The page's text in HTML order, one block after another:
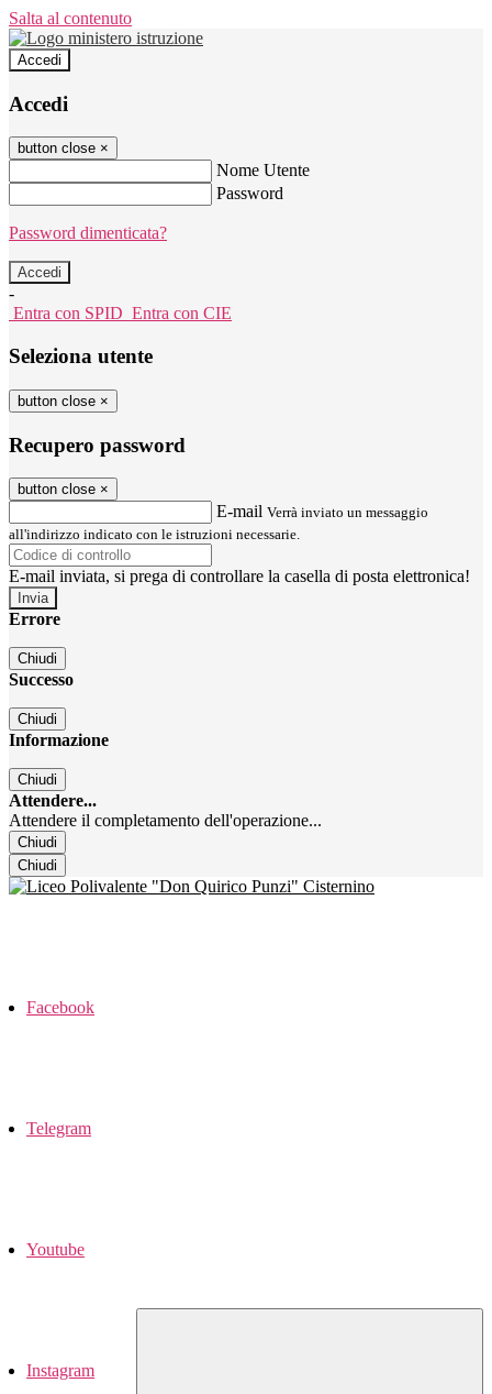
Salta al contenuto
Accedi
Accedi
button close ×
Nome Utente
Password
Password dimenticata?
-
Entra con SPID Entra con CIE
Seleziona utente
button close ×
Recupero password
button close ×
E-mail Verrà inviato un messaggio
all'indirizzo indicato con le istruzioni necessarie.
E-mail inviata, si prega di controllare la casella di posta elettronica!
Errore
Chiudi
Successo
Chiudi
Informazione
Chiudi
Attendere...
Attendere il completamento dell'operazione...
Chiudi
Chiudi
Facebook
Telegram
Youtube
Instagram